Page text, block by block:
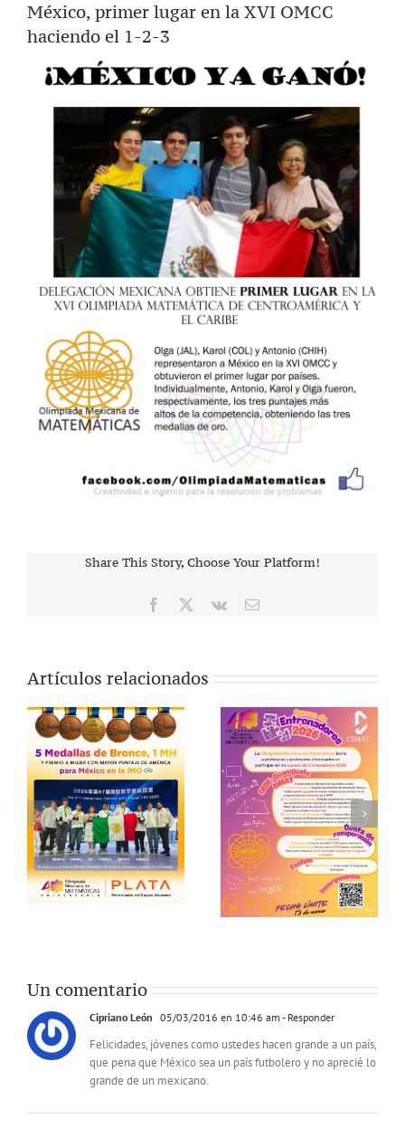
México, primer lugar en la XVI OMCC
haciendo el 1-2-3
Share This Story, Choose Your Platform!
Facebook Vk
Correo
Artículos relacionados
Un comentario
Cipriano León 05/03/2016 en 10:46 am - Responder
Felicidades, jóvenes como ustedes hacen grande a un país,
que pena que México sea un país futbolero y no aprecié lo
grande de un mexicano.